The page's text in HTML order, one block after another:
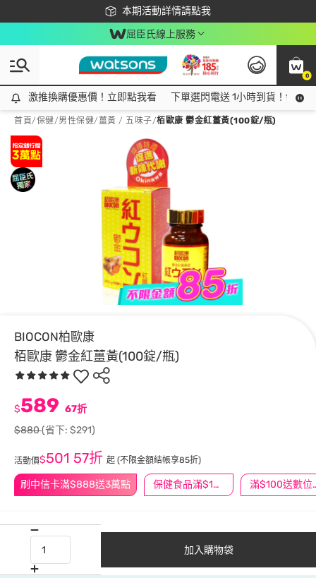
本期活動詳情請點我
下載app最高回饋$350
屈臣氏線上服務
0
激推換購優惠價！立即點我看
激推換購優惠價！立即點我看 下單選閃電送 1小時到貨！領神
首頁/保健/男性保健/ 薑黃 / 五味子/栢歐康 鬱金紅薑黃(100錠/瓶)
BIOCON柏歐康
栢歐康 鬱金紅薑黃(100錠/瓶)
刷中信卡滿$888送3萬點 保健食品滿$1200送$100 滿
$589 67折
$880(省下: $291)
活動價$501 57折 起 (不限金額結帳享85折)
加入購物袋